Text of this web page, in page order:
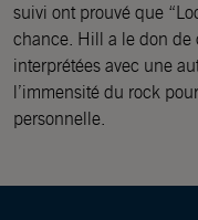
suivi ont prouvé que
chance. Hill a le don de
interprétées avec une
l’immensité du rock
personnelle.